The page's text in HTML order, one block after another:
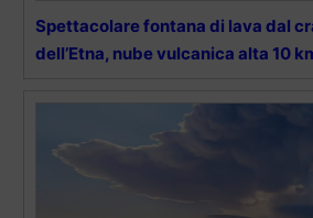
Spettacolare fontana di lava dal
dell’Etna, nube vulcanica alta 10